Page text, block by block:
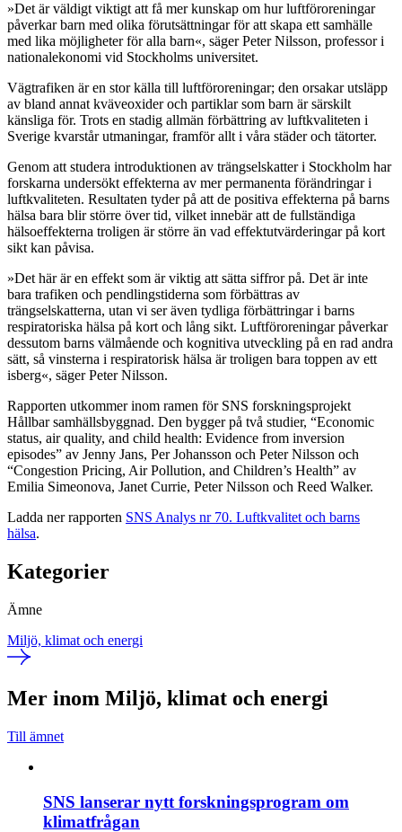
»Det är väldigt viktigt att få mer kunskap om hur luftföroreningar
påverkar barn med olika förutsättningar för att skapa ett samhälle
med lika möjligheter för alla barn«, säger Peter Nilsson, professor i
nationalekonomi vid Stockholms universitet.
Vägtrafiken är en stor källa till luftföroreningar; den orsakar utsläpp
av bland annat kväveoxider och partiklar som barn är särskilt
känsliga för. Trots en stadig allmän förbättring av luftkvaliteten i
Sverige kvarstår utmaningar, framför allt i våra städer och tätorter.
Genom att studera introduktionen av trängselskatter i Stockholm har
forskarna undersökt effekterna av mer permanenta förändringar i
luftkvaliteten. Resultaten tyder på att de positiva effekterna på barns
hälsa bara blir större över tid, vilket innebär att de fullständiga
hälsoeffekterna troligen är större än vad effektutvärderingar på kort
sikt kan påvisa.
»Det här är en effekt som är viktig att sätta siffror på. Det är inte
bara trafiken och pendlingstiderna som förbättras av
trängselskatterna, utan vi ser även tydliga förbättringar i barns
respiratoriska hälsa på kort och lång sikt. Luftföroreningar påverkar
dessutom barns välmående och kognitiva utveckling på en rad andra
sätt, så vinsterna i respiratorisk hälsa är troligen bara toppen av ett
isberg«, säger Peter Nilsson.
Rapporten utkommer inom ramen för SNS forskningsprojekt
Hållbar samhällsbyggnad. Den bygger på två studier, “Economic
status, air quality, and child health: Evidence from inversion
episodes” av Jenny Jans, Per Johansson och Peter Nilsson och
“Congestion Pricing, Air Pollution, and Children’s Health” av
Emilia Simeonova, Janet Currie, Peter Nilsson och Reed Walker.
Ladda ner rapporten SNS Analys nr 70. Luftkvalitet och barns
hälsa.
Kategorier
Ämne
Miljö, klimat och energi
Mer inom Miljö, klimat och energi
Till ämnet
SNS lanserar nytt forskningsprogram om
klimatfrågan